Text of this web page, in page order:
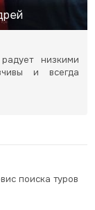
низкими
и всегда
поиска туров